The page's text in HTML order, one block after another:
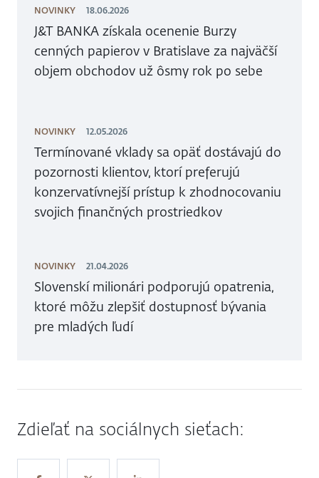
NOVINKY 18.06.2026
J&T BANKA získala ocenenie Burzy
cenných papierov v Bratislave za najväčší
objem obchodov už ôsmy rok po sebe
NOVINKY 12.05.2026
Termínované vklady sa opäť dostávajú do
pozornosti klientov, ktorí preferujú
konzervatívnejší prístup k zhodnocovaniu
svojich finančných prostriedkov
NOVINKY 21.04.2026
Slovenskí milionári podporujú opatrenia,
ktoré môžu zlepšiť dostupnosť bývania
pre mladých ľudí
Zdieľať na sociálnych sieťach: